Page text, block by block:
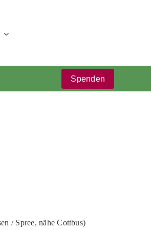
Spenden
/ Spree, nähe Cottbus)